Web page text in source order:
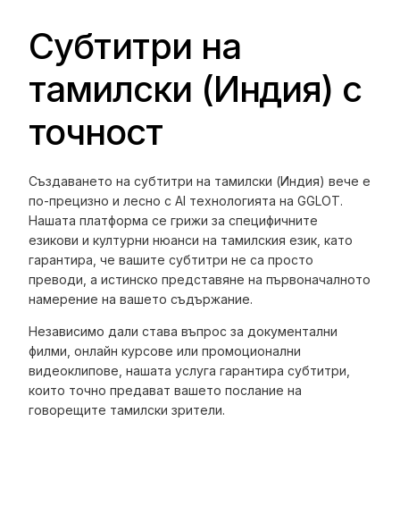
Субтитри на
тамилски (Индия) с
точност
Създаването на субтитри на тамилски (Индия) вече е
по-прецизно и лесно с AI технологията на GGLOT.
Нашата платформа се грижи за специфичните
езикови и културни нюанси на тамилския език, като
гарантира, че вашите субтитри не са просто
преводи, а истинско представяне на първоначалното
намерение на вашето съдържание.
Независимо дали става въпрос за документални
филми, онлайн курсове или промоционални
видеоклипове, нашата услуга гарантира субтитри,
които точно предават вашето послание на
говорещите тамилски зрители.